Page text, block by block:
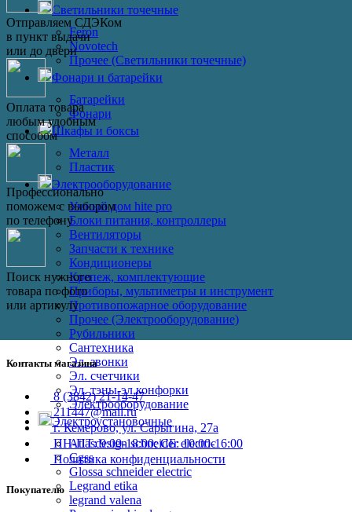
Светильники точечные
Feron
Novotech
Прочее (Светильники точечные)
Фонари и батарейки
Батарейки
Фонари
Шкафы и боксы
Металл
Пластик
Электрооборудование
Умный дом hite pro
Блоки питания, контроллеры
Вентиляторы
Запчасти к технике
Кондиционеры
Крепеж, комплектующие
Приборы, мультиметры и инструмент
Противопожарное оборудование
Прочее (Электрооборудование)
Рубильники
Сантехника
Эл. звонки
Эл. счетчики
Эл. тэны-эл.конфорки
Электрооборудование
Электроустановочные
Atlasdesign schneider electric
Cgss
Glossa schneider electric
Legrand etika
legrand valena
Отправляем СДЭКом
в пункт выдачи
или до двери
Оплата товара
любым удобным
способом
Профессионально
поможем с выбором
по телефону
Поиск нужного
товара по фото
или артикулу
Контакты магазина
8 (3842) 21-14-47
211447@mail.ru
г. Кемерово, ул. Сарыгина, 27а
ПН-ПТ: 9:00-18:00; СБ: 10:00-16:00
Политика конфиденциальности
Покупателю